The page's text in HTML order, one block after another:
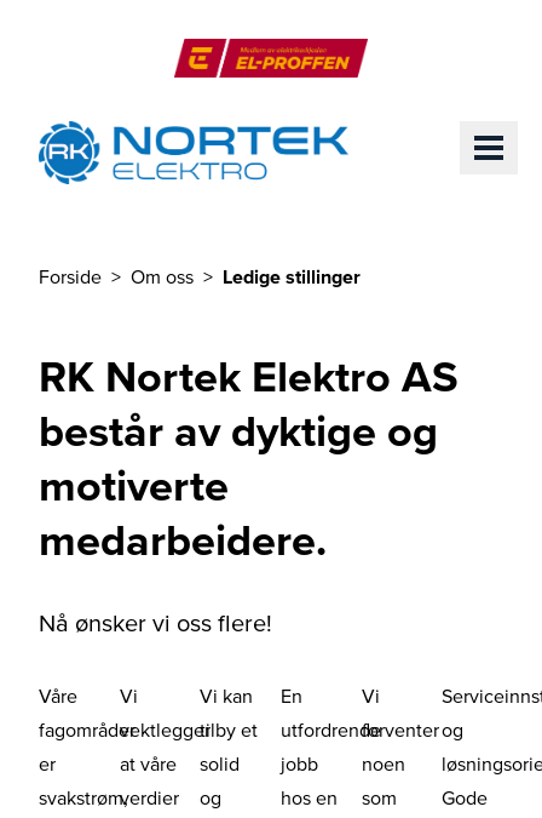
Forside Om oss Ledige stillinger
RK Nortek Elektro AS
består av dyktige og
motiverte
medarbeidere.
Nå ønsker vi oss flere!
Våre
fagområder
er
svakstrøm,
Vi
vektlegger
at våre
verdier
Vi kan
tilby et
solid
og
En
utfordrende
jobb
hos en
Vi
forventer
noen
som
og
Gode